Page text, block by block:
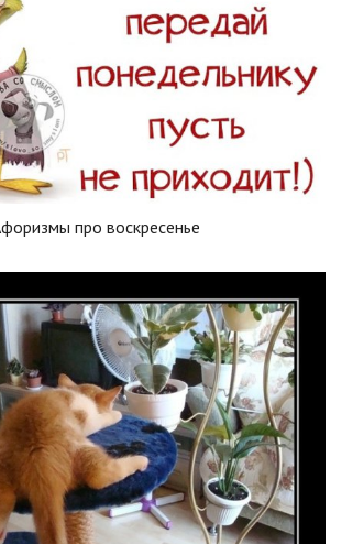
про воскресенье